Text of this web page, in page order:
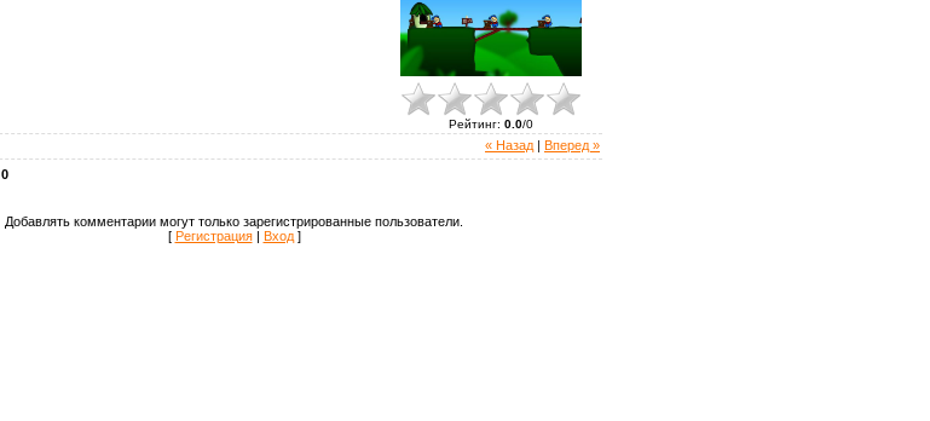
Рейтинг: 0.0/0
« Назад Вперед »
0
Добавлять комментарии могут только зарегистрированные пользователи.
[ Регистрация| Вход]